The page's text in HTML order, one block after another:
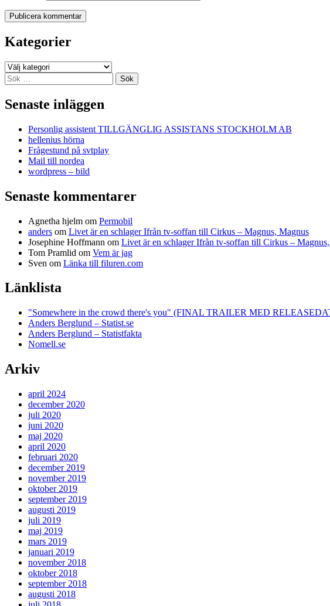
Kategorier
Kategorier
Sök
efter:
Senaste inläggen
Personlig assistent TILLGÄNGLIG ASSISTANS STOCKHOLM AB
hellenius hörna
Frågestund på svtplay
Mail till nordea
wordpress – bild
Senaste kommentarer
Agnetha hjelm om Permobil
anders om Livet är en schlager Ifrån tv-soffan till Cirkus – Magnus, Magnus
Josephine Hoffmann om Livet är en schlager Ifrån tv-soffan till Cirkus –
Tom Pramlid om Vem är jag
Sven om Länka till filuren.com
Länklista
"Somewhere in the crowd there's you" (FINAL TRAILER MED
Anders Berglund – Statist.se
Anders Berglund – Statistfakta
Nomell.se
Arkiv
april 2024
december 2020
juli 2020
juni 2020
maj 2020
april 2020
februari 2020
december 2019
november 2019
oktober 2019
september 2019
augusti 2019
juli 2019
maj 2019
mars 2019
januari 2019
november 2018
oktober 2018
september 2018
augusti 2018